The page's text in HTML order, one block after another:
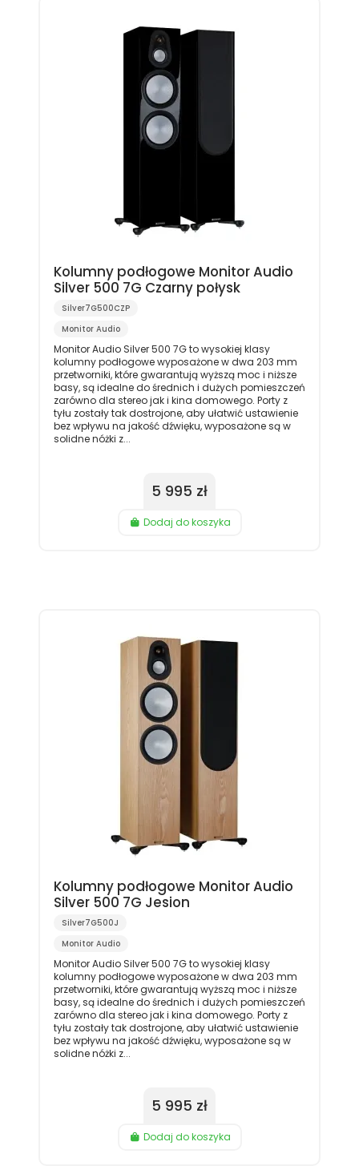
Kolumny podłogowe Monitor Audio
Silver 500 7G Czarny połysk
Silver7G500CZP
Monitor Audio
Monitor Audio Silver 500 7G to wysokiej klasy
kolumny podłogowe wyposażone w dwa 203 mm
przetworniki, które gwarantują wyższą moc i niższe
basy, są idealne do średnich i dużych pomieszczeń
zarówno dla stereo jak i kina domowego. Porty z
tyłu zostały tak dostrojone, aby ułatwić ustawienie
bez wpływu na jakość dźwięku, wyposażone są w
solidne nóżki z...
5 995 zł
Dodaj do koszyka
Kolumny podłogowe Monitor Audio
Silver 500 7G Jesion
Silver7G500J
Monitor Audio
Monitor Audio Silver 500 7G to wysokiej klasy
kolumny podłogowe wyposażone w dwa 203 mm
przetworniki, które gwarantują wyższą moc i niższe
basy, są idealne do średnich i dużych pomieszczeń
zarówno dla stereo jak i kina domowego. Porty z
tyłu zostały tak dostrojone, aby ułatwić ustawienie
bez wpływu na jakość dźwięku, wyposażone są w
solidne nóżki z...
5 995 zł
Dodaj do koszyka